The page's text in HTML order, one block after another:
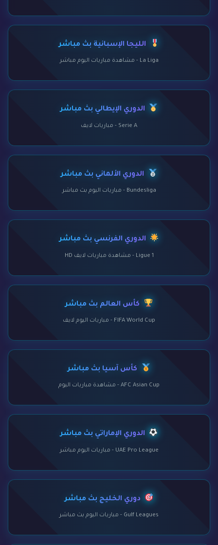
الليجا الإسبانية بث مباشر
La Liga - مشاهدة مباريات اليوم مباشر
الدوري الإيطالي بث مباشر
Serie A - مباريات لايف
الدوري الألماني بث مباشر
Bundesliga - مباريات اليوم بث مباشر
الدوري الفرنسي بث مباشر
Ligue 1 - مشاهدة مباريات لايف HD
كأس العالم بث مباشر
FIFA World Cup - مباريات اليوم لايف
كأس آسيا بث مباشر
AFC Asian Cup - مشاهدة مباريات اليوم
الدوري الإماراتي بث مباشر
UAE Pro League - مباريات اليوم مباشر
دوري الخليج بث مباشر
Gulf Leagues - مباريات اليوم بث مباشر